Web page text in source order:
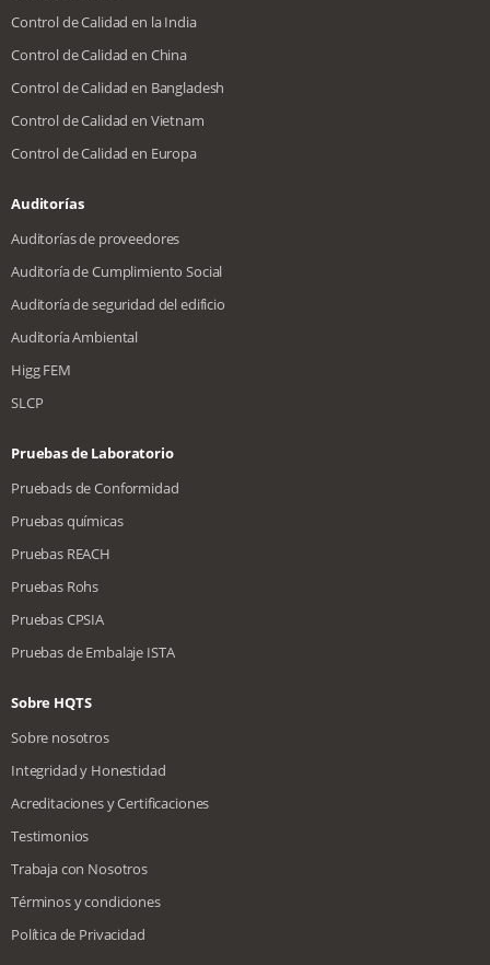
Control de Calidad en la India
Control de Calidad en China
Control de Calidad en Bangladesh
Control de Calidad en Vietnam
Control de Calidad en Europa
Auditorías
Auditorías de proveedores
Auditoría de Cumplimiento Social
Auditoría de seguridad del edificio
Auditoría Ambiental
Higg FEM
SLCP
Pruebas de Laboratorio
Pruebads de Conformidad
Pruebas químicas
Pruebas REACH
Pruebas Rohs
Pruebas CPSIA
Pruebas de Embalaje ISTA
Sobre HQTS
Sobre nosotros
Integridad y Honestidad
Acreditaciones y Certificaciones
Testimonios
Trabaja con Nosotros
Términos y condiciones
Política de Privacidad